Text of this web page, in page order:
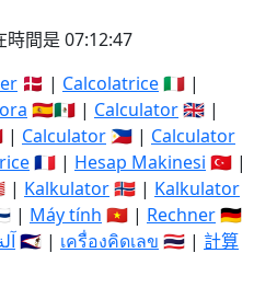
時間是 07:12:48
🇩🇰 | Calcolatrice🇮🇹 |
🇪🇸🇲🇽 | Calculator🇬🇧 |
| Calculator 🇵🇭 | Calculator
🇫🇷 | Hesap Makinesi 🇹🇷 |
| Kalkulator🇳🇴 | Kalkulator
| Máy tính 🇻🇳 | Rechner🇩🇪
🇸🇦 | เครื่องคิดเลข 🇹🇭 | 計算